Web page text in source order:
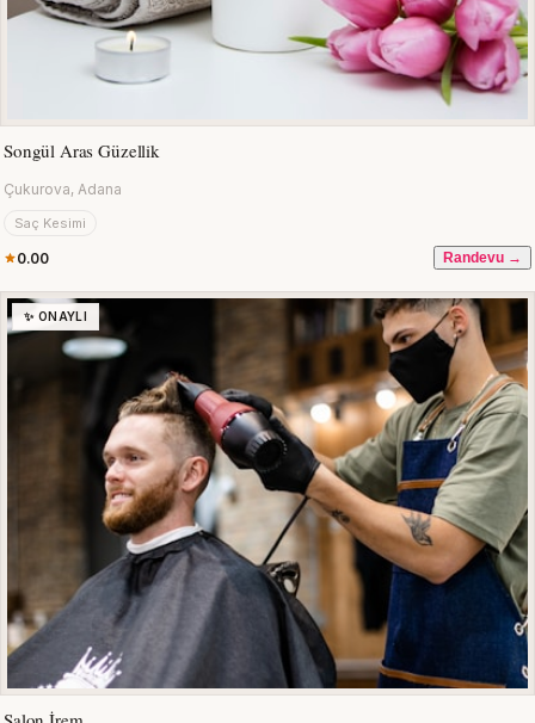
Songül Aras Güzellik
Çukurova, Adana
Saç Kesimi
0.00 Randevu →
✨ ONAYLI